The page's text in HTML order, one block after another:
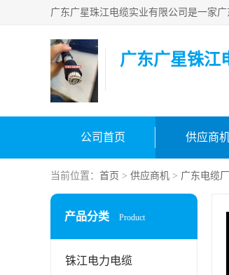
广东广星铢江
公司首页 供应商
当前位置： 首页 > 供应商机 > 广东电缆
产品分类 Product
铢江电力电缆